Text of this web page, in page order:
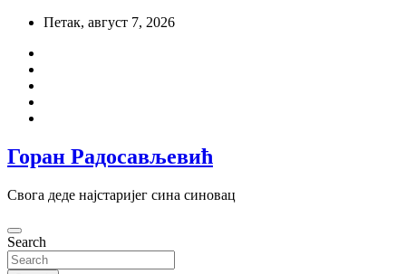
Skip
content
Петак, август 7, 2026
Горан Радосављевић
Свога деде најстаријег сина синовац
Search